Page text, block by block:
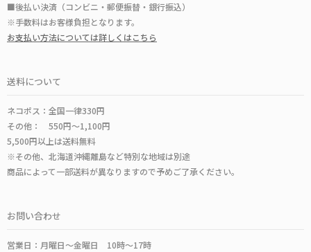
■後払い決済（コンビニ・郵便振替・銀行振込）
※手数料はお客様負担となります。
お支払い方法については詳しくはこちら
送料について
ネコポス：全国一律330円
その他： 550円～1,100円
5,500円以上は送料無料
※その他、北海道沖縄離島など特別な地域は別途
商品によって一部送料が異なりますので予めご了承ください。
お問い合わせ
営業日：月曜日～金曜日 10時～17時